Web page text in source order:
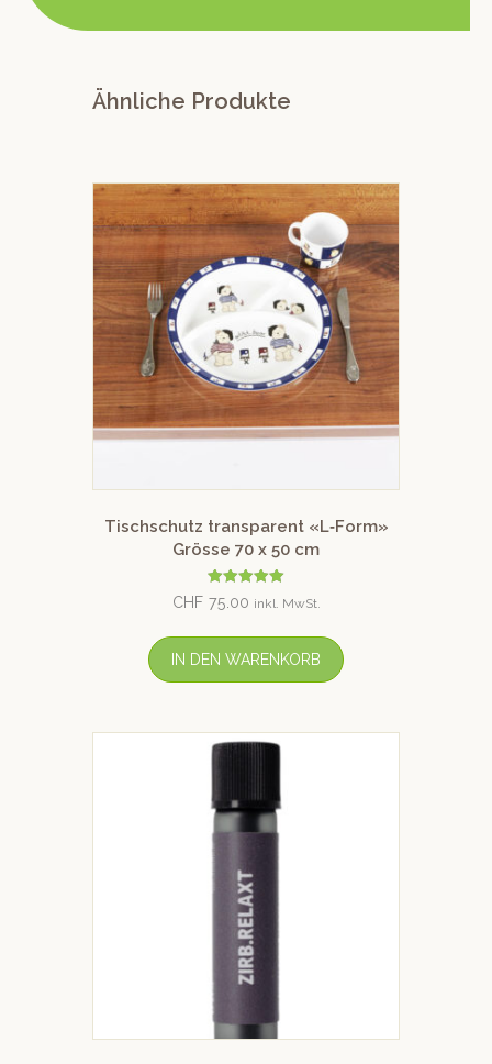
Ähnliche Produkte
Tischschutz transparent «L‑Form»
Grösse 70 x 50 cm
Bewertet mit
5.00
CHF 75.00 inkl. MwSt.
IN DEN WARENKORB